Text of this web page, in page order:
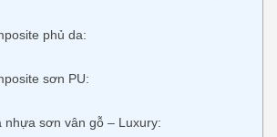
phủ da:
sơn PU:
nhựa sơn vân gỗ – Luxury: